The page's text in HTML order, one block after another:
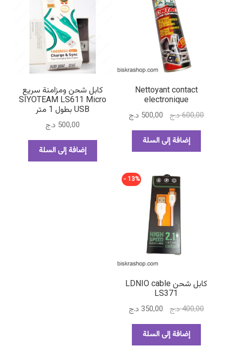
Nettoyant contact
electronique
600,00د.ج
السعر
الأصلي
هو:
600,00 د.ج.
500,00 د.جالسعر
إضافة إلى السلة
كابل شحن ومزامنة سريع
SIYOTEAM LS611 Micro
USB بطول 1 متر
500,00 د.ج
إضافة إلى السلة
كابل شحن LDNIO cable
LS371
13% -
400,00د.ج
السعر
الأصلي
هو:
400,00 د.ج.
350,00 د.جالسعر
إضافة إلى السلة